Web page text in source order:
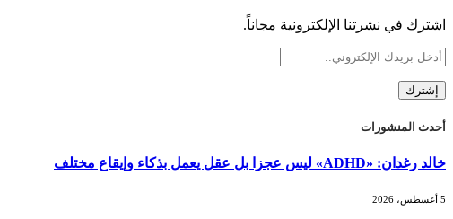
اشترك في نشرتنا الإلكترونية مجاناً.
أحدث المنشورات
خالد رغدان: «ADHD» ليس عجزا بل عقل يعمل بذكاء وإيقاع مختلف
5 أغسطس، 2026